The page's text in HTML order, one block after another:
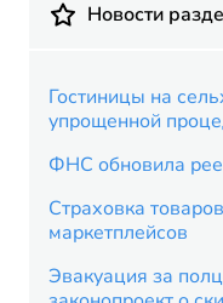
Новости
Гостиницы на
упрощенной
ФНС обновила
Страховка
маркетплейсов
Эвакуация за